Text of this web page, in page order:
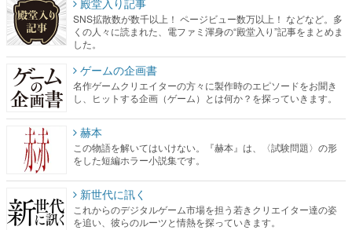
殿堂入り記事
SNS拡散数が数千以上！ ページビュー数万以上！ などなど。多
くの人々に読まれた、電ファミ渾身の“殿堂入り”記事をまとめま
した。
ゲームの企画書
名作ゲームクリエイターの方々に製作時のエピソードをお聞き
し、ヒットする企画（ゲーム）とは何か？を探っていきます。
赫本
この物語を解いてはいけない。『赫本』は、〈試験問題〉の形
をした短編ホラー小説集です。
新世代に訊く
これからのデジタルゲーム市場を担う若きクリエイター達の姿
を追い、彼らのルーツと情熱を探っていきます。